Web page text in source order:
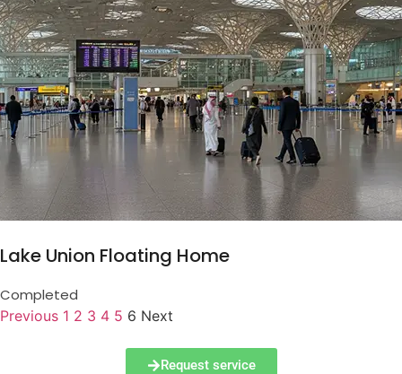
Lake Union Floating Home
Completed
Previous 1 2 3 4 5 6 Next
Request service